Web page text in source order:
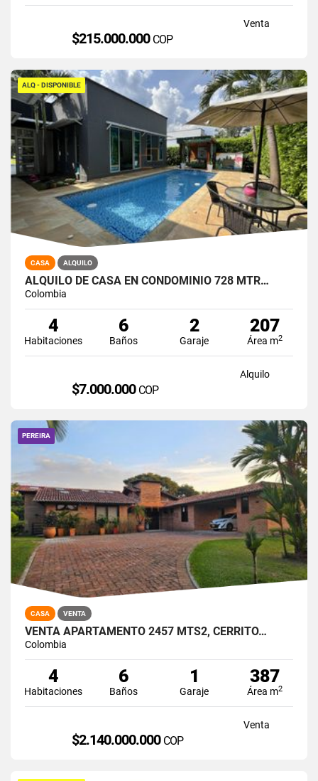
Venta
$215.000.000 COP
ALQ - DISPONIBLE
CASA ALQUILO
ALQUILO DE CASA EN CONDOMINIO 728 MTR…
Colombia
4
Habitaciones
6
Baños
2
Garaje
207
Área m2
Alquilo
$7.000.000 COP
PEREIRA
CASA VENTA
VENTA APARTAMENTO 2457 MTS2, CERRITO…
Colombia
4
Habitaciones
6
Baños
1
Garaje
387
Área m2
Venta
$2.140.000.000 COP